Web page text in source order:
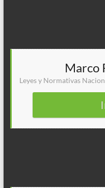
Marco
Leyes y Normativas